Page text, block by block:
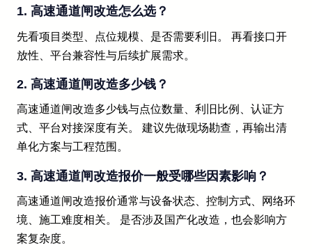
1. 高速通道闸改造怎么选？
先看项目类型、点位规模、是否需要利旧。 再看接口开
放性、平台兼容性与后续扩展需求。
2. 高速通道闸改造多少钱？
高速通道闸改造多少钱与点位数量、利旧比例、认证方
式、平台对接深度有关。 建议先做现场勘查，再输出清
单化方案与工程范围。
3. 高速通道闸改造报价一般受哪些因素影响？
高速通道闸改造报价通常与设备状态、控制方式、网络环
境、施工难度相关。 是否涉及国产化改造，也会影响方
案复杂度。